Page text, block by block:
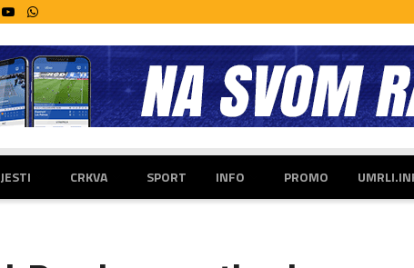
CRKVA SPORT INFO PROMO